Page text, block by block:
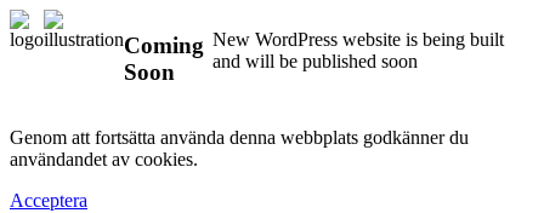
Coming
Soon
New WordPress website is being built
and will be published soon
Genom att fortsätta använda denna webbplats godkänner du
användandet av cookies.
Acceptera